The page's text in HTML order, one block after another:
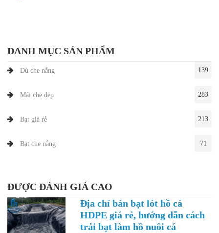
DANH MỤC SẢN PHẨM
Dù che nắng 139
Mái che đẹp 283
Bạt giá rẻ 213
Bạt che nắng 71
ĐƯỢC ĐÁNH GIÁ CAO
Địa chỉ bán bạt lót hồ cá
HDPE giá rẻ, hướng dẫn cách
trải bạt làm hồ nuôi cá